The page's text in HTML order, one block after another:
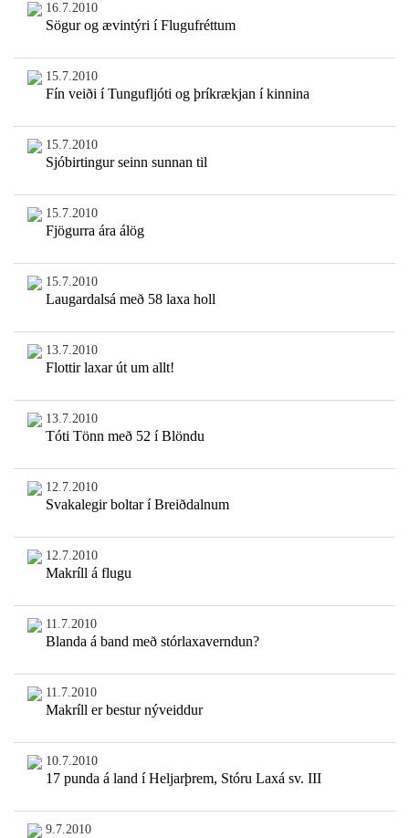
16.7.2010
Sögur og ævintýri í Flugufréttum
15.7.2010
Fín veiði í Tungufljóti og þríkrækjan í kinnina
15.7.2010
Sjóbirtingur seinn sunnan til
15.7.2010
Fjögurra ára álög
15.7.2010
Laugardalsá með 58 laxa holl
13.7.2010
Flottir laxar út um allt!
13.7.2010
Tóti Tönn með 52 í Blöndu
12.7.2010
Svakalegir boltar í Breiðdalnum
12.7.2010
Makríll á flugu
11.7.2010
Blanda á band með stórlaxaverndun?
11.7.2010
Makríll er bestur nýveiddur
10.7.2010
17 punda á land í Heljarþrem, Stóru Laxá sv. III
9.7.2010